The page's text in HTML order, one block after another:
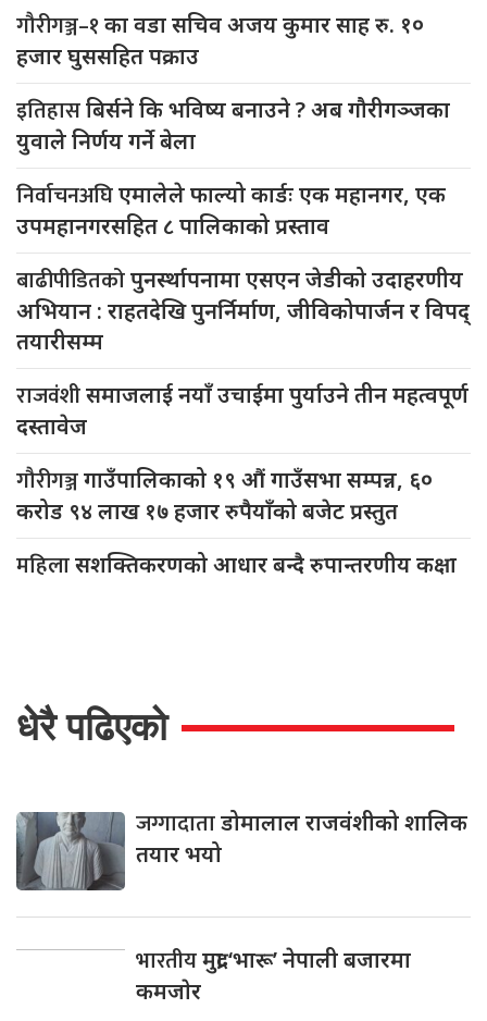
गौरीगञ्ज–१का वडा सचिव अजय कुमार साह रु. १०
हजार घुससहित पक्राउ
इतिहासबिर्सने कि भविष्य बनाउने ? अब गौरीगञ्जका
युवाले निर्णय गर्ने बेला
निर्वाचनअघिएमालेले फाल्यो कार्डः एक महानगर, एक
उपमहानगरसहित ८ पालिकाको प्रस्ताव
बाढीपीडितकोपुनर्स्थापनामा एसएन जेडीको उदाहरणीय
अभियान : राहतदेखि पुनर्निर्माण, जीविकोपार्जन र विपद्
तयारीसम्म
राजवंशीसमाजलाई नयाँ उचाईमा पुर्याउने तीन महत्वपूर्ण
दस्तावेज
गौरीगञ्जगाउँपालिकाको १९ औं गाउँसभा सम्पन्न, ६०
करोड ९४ लाख १७ हजार रुपैयाँको बजेट प्रस्तुत
महिलासशक्तिकरणको आधार बन्दै रुपान्तरणीय कक्षा
धेरै पढिएको
जग्गादाताडोमालाल राजवंशीको शालिक
तयार भयो
भारतीयमुद्रा ‘भारू’ नेपाली बजारमा
कमजाेर